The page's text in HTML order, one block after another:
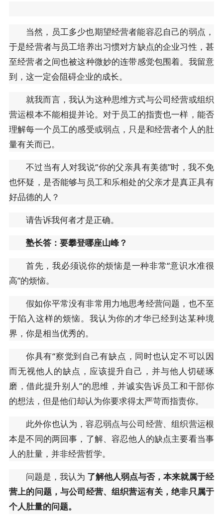
当然，员工多少也期望经营者能容忍自己的弱点，
于是经营者与员工培养出习惯对方缺点的企业习性，甚
至经营者之间也被这种微妙的连带感觉包围着。我留意
到，这一定会阻碍企业的成长。
就我而言，我认为这种思维方式与公司经营或组织
营运根本不能相提并论。对于员工的指责也一样，能否
理解每一个员工的感受或弱点，只是和经营者个人的肚
量有关而已。
不过当有人对我说“你的父亲具有美德”时，我不免
也怀疑，是否能够与员工和乐相处的父亲才是真正具有
好品德的人？
请告诉我何者才是正确。
塾长答：要攀登哪座山峰？
首先，我必须说你的烦恼是一种非常“意识水准很
高”的烦恼。
假如你平常没有非常用力地思考经营问题，也不至
于陷入这样的烦恼。我认为你的才华已经到达某种境
界，你是相当优秀的。
你具有“察觉到自己有缺点，同时也认定不可以因
而无视他人的缺点，应该提升自己，并与他人切磋琢
磨，借此提升别人”的思维，并诚实告诉员工和干部你
的想法，但是他们却认为你要求得太严苛而指责你。
此外你也认为，容忍弱点与公司经营、组织营运根
本是不同的两回事，了解、容忍他人的缺点主要看当事
人的肚量，并非经营哲学。
问题是，我认为 了解他人弱点与否，本来就属于经
营上的问题，与公司经营、组织营运有关，绝非只属于
个人肚量的问题。